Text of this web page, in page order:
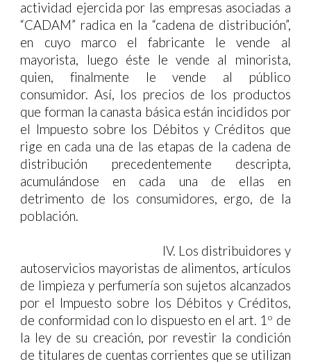
actividad ejercida por las empresas asociadas a
“CADAM” radica en la “cadena de distribución”,
en cuyo marco el fabricante le vende al
mayorista, luego éste le vende al minorista,
quien, finalmente le vende al público
consumidor. Así, los precios de los productos
que forman la canasta básica están incididos por
el Impuesto sobre los Débitos y Créditos que
rige en cada una de las etapas de la cadena de
distribución precedentemente descripta,
acumulándose en cada una de ellas en
detrimento de los consumidores, ergo, de la
población.
IV. Los distribuidores y
autoservicios mayoristas de alimentos, artículos
de limpieza y perfumería son sujetos alcanzados
por el Impuesto sobre los Débitos y Créditos,
de conformidad con lo dispuesto en el art. 1º de
la ley de su creación, por revestir la condición
de titulares de cuentas corrientes que se utilizan